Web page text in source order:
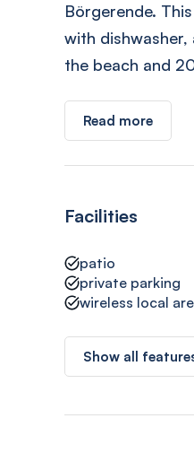
Börgerende.
with
the beach and
Read more
Facilities
patio
private parking
wireless local
Show all